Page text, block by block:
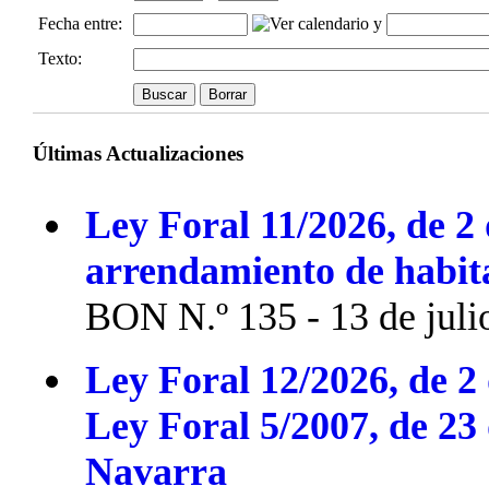
Fecha entre:
y
Texto:
Últimas Actualizaciones
Ley Foral 11/2026, de
arrendamiento de
BON N.º 135 - 13 de
Ley Foral 12/2026, de
Ley Foral 5/2007, de
Navarra